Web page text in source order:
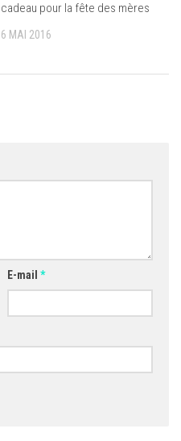
cadeau pour la fête des mères
6 MAI 2016
E-mail *